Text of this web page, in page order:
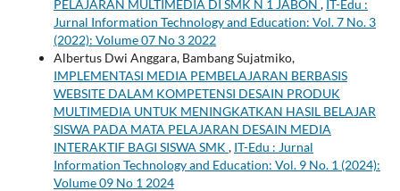
PELAJARAN MULTIMEDIA DI SMK N 1 JABON , IT-Edu :
Jurnal Information Technology and Education: Vol. 7 No. 3
(2022): Volume 07 No 3 2022
Albertus Dwi Anggara, Bambang Sujatmiko,
IMPLEMENTASI MEDIA PEMBELAJARAN BERBASIS
WEBSITE DALAM KOMPETENSI DESAIN PRODUK
MULTIMEDIA UNTUK MENINGKATKAN HASIL BELAJAR
SISWA PADA MATA PELAJARAN DESAIN MEDIA
INTERAKTIF BAGI SISWA SMK , IT-Edu : Jurnal
Information Technology and Education: Vol. 9 No. 1 (2024):
Volume 09 No 1 2024